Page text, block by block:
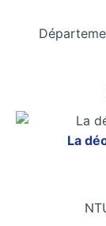
La